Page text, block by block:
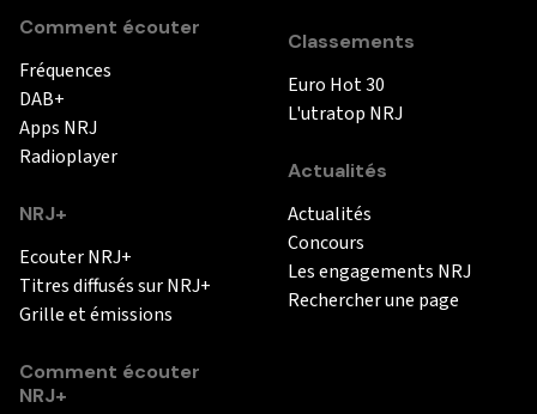
Comment écouter
Fréquences
DAB+
Apps NRJ
Radioplayer
NRJ+
Ecouter NRJ+
Titres diffusés sur NRJ+
Grille et émissions
Comment écouter
NRJ+
Classements
Euro Hot 30
L'utratop NRJ
Actualités
Actualités
Concours
Les engagements NRJ
Rechercher une page